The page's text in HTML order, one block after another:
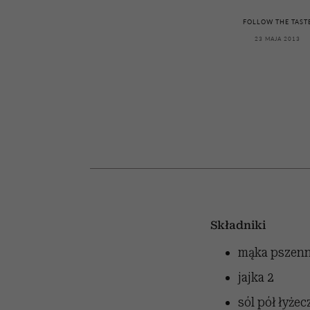
FOLLOW THE
23 MAJA 2013
Składniki
mąka
jajka 2
sól pół